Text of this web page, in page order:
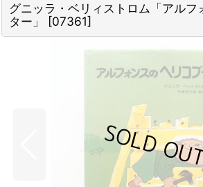
グニッラ・ベリィストロム「アルフ
ター」
[07361]